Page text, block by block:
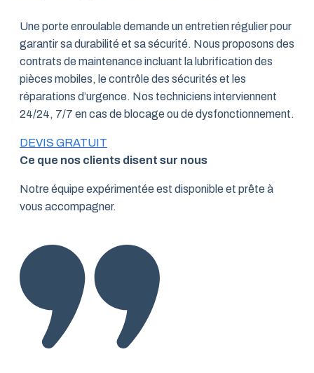
Une porte enroulable demande un entretien régulier pour
garantir sa durabilité et sa sécurité. Nous proposons des
contrats de maintenance incluant la lubrification des
pièces mobiles, le contrôle des sécurités et les
réparations d’urgence. Nos techniciens interviennent
24/24, 7/7 en cas de blocage ou de dysfonctionnement.
DEVIS GRATUIT
Ce que nos clients disent sur nous
Notre équipe expérimentée est disponible et prête à
vous accompagner.